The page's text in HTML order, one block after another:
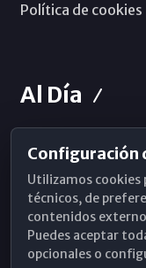
Política de cookies
Al Día
Horarios de Misa
Hemeroteca
WhatsApp
Configuración
Utilizamos cookies
técnicos, de
contenidos
Puedes aceptar
opcionales o